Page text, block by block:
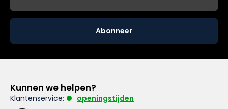
Abonneer
Kunnen we helpen?
Klantenservice:
openingstijden